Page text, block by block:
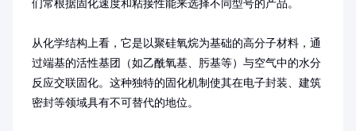
们常根据固化速度和粘接性能来选择不同型号的产品。
从化学结构上看，它是以聚硅氧烷为基础的高分子材料，通
过端基的活性基团（如乙酰氧基、肟基等）与空气中的水分
反应交联固化。这种独特的固化机制使其在电子封装、建筑
密封等领域具有不可替代的地位。